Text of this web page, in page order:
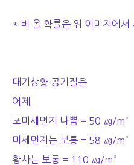
* 비 올 확률은 위 이미지에서
대기상황 공기질은
어제
초미세먼지 나쁨 = 50 ㎍/m³
미세먼지는 보통 = 58 ㎍/m³
황사는 보통 = 110 ㎍/m³